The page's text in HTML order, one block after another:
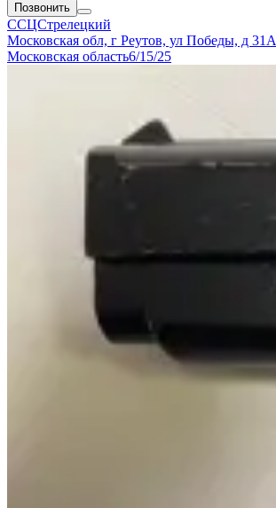
Позвонить
ССЦСтрелецкий
Московская обл, г Реутов, ул Победы, д 31А
Московская область6/15/25